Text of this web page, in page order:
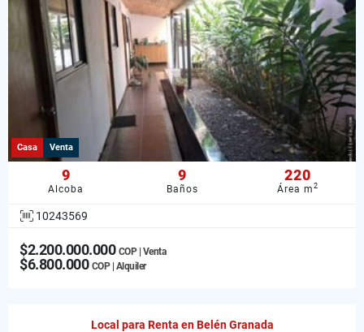
Casa Venta
9
Alcoba
9
Baños
220
Área m2
10243569
$2.200.000.000 COP | Venta
$6.800.000 COP | Alquiler
Local para Renta en Belén Granada